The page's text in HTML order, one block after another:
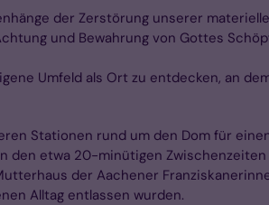
der Zerstörung unserer
und Bewahrung von Gottes
Umfeld als Ort zu entdecken, an
Stationen rund um den Dom für
den etwa 20-minütigen
der Aachener
Alltag entlassen wurden.